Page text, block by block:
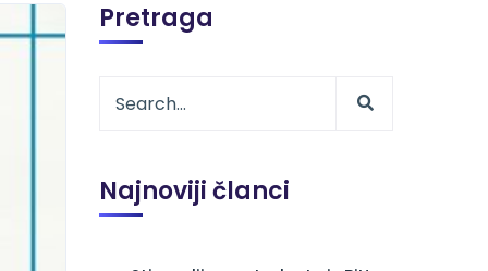
Pretraga
Najnoviji članci